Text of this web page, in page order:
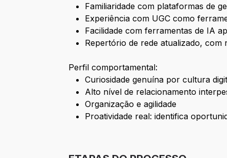
Familiaridade com plataformas de
Experiência com UGC como
Facilidade com ferramentas de IA
Repertório de rede atualizado, com
Perfil comportamental:
Curiosidade genuína por cultura
Alto nível de relacionamento
Organização e agilidade
Proatividade real: identifica